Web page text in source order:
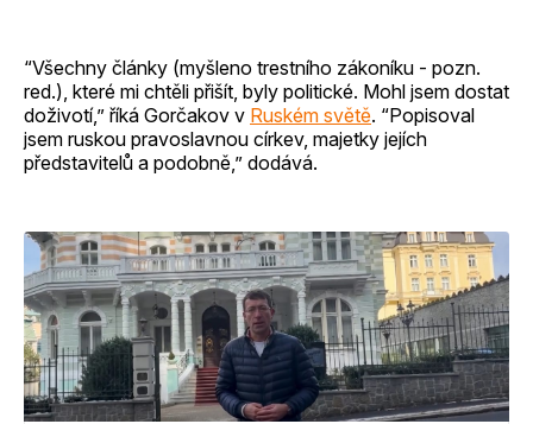
“Všechny články (myšleno trestního zákoníku - pozn.
red.), které mi chtěli přišít, byly politické. Mohl jsem dostat
doživotí,” říká Gorčakov v Ruském světě. “Popisoval
jsem ruskou pravoslavnou církev, majetky jejích
představitelů a podobně,” dodává.